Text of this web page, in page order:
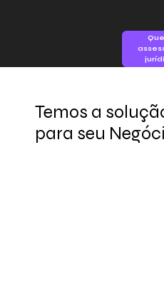
Temos a
para seu